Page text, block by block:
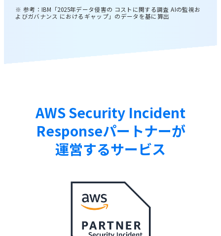
※ 参考：IBM「2025年データ侵害の コストに関する調査 AIの監視お
よびガバナンス におけるギャップ」のデータを基に算出
AWS Security Incident
Responseパートナーが
運営するサービス